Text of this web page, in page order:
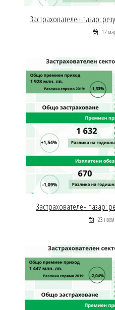
Застрахователен пазар:
12
Застрахователен пазар:
23